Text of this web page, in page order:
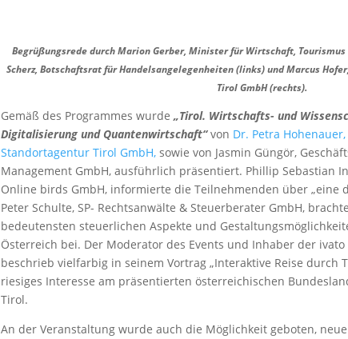
Begrüßungsrede durch Marion Gerber, Minister für Wirtschaft,
Scherz, Botschaftsrat für Handelsangelegenheiten (links) und Marcus
Tirol GmbH (rechts).
Gemäß des Programmes wurde„Tirol. Wirtschafts- und
Digitalisierung und Quantenwirtschaft“von Dr. Petra
Standortagentur Tirol GmbH,sowie von Jasmin Güngör,
Management GmbH, ausführlich präsentiert. Phillip Sebastian
Online birds GmbH, informierte die Teilnehmenden über „eine
Peter Schulte, SP- Rechtsanwälte & Steuerberater GmbH,
bedeutensten steuerlichen Aspekte und
Österreich bei. Der Moderator des Events und Inhaber der
beschrieb vielfarbig in seinem Vortrag „Interaktive Reise durch
riesiges Interesse am präsentierten österreichischen
Tirol.
An der Veranstaltung wurde auch die Möglichkeit geboten,